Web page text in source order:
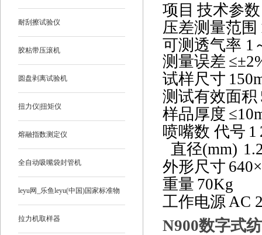
耐刮擦试验仪
胶粘带压滚机
圆盘剥离试验机
扭力仪|扭矩仪
熔融指数测定仪
全自动吸嘴袋封管机
leyu网_乐鱼leyu(中国)国家标准物
质
拉力机取样器
项目 技术参数
压差测量范围
可测透气率 1
测量误差 ≤±
试样尺寸
测试有效面积
样品厚度 ≤
喷嘴数 代号 1
直径(mm)
外形尺寸 640×
重量 70Kg
工作电源 AC
N900数字式